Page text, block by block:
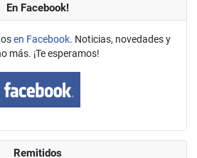
En Facebook!
en Facebook. Noticias, novedades y
más. ¡Te esperamos!
Remitidos